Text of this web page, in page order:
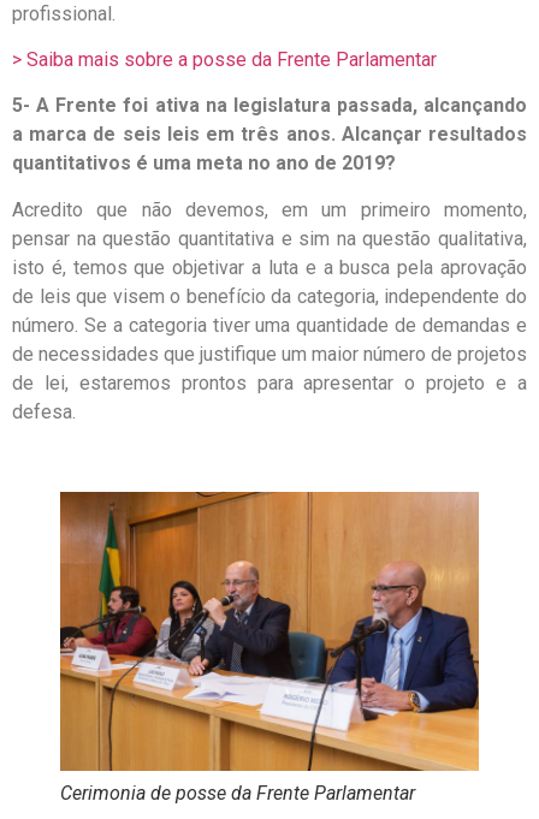
profissional.
> Saiba mais sobre a posse da Frente Parlamentar
5- A Frente foi ativa na legislatura passada, alcançando
a marca de seis leis em três anos. Alcançar resultados
quantitativos é uma meta no ano de 2019?
Acredito que não devemos, em um primeiro momento,
pensar na questão quantitativa e sim na questão qualitativa,
isto é, temos que objetivar a luta e a busca pela aprovação
de leis que visem o benefício da categoria, independente do
número. Se a categoria tiver uma quantidade de demandas e
de necessidades que justifique um maior número de projetos
de lei, estaremos prontos para apresentar o projeto e a
defesa.
Cerimonia de posse da Frente Parlamentar